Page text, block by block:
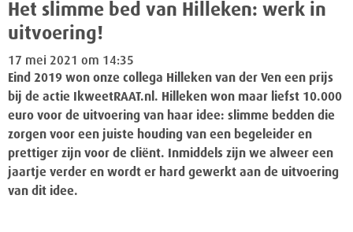
Het slimme bed van Hilleken: werk in
uitvoering!
17 mei 2021 om 14:35
Eind 2019 won onze collega Hilleken van der Ven een prijs
bij de actie IkweetRAAT.nl. Hilleken won maar liefst 10.000
euro voor de uitvoering van haar idee: slimme bedden die
zorgen voor een juiste houding van een begeleider en
prettiger zijn voor de cliënt. Inmiddels zijn we alweer een
jaartje verder en wordt er hard gewerkt aan de uitvoering
van dit idee.